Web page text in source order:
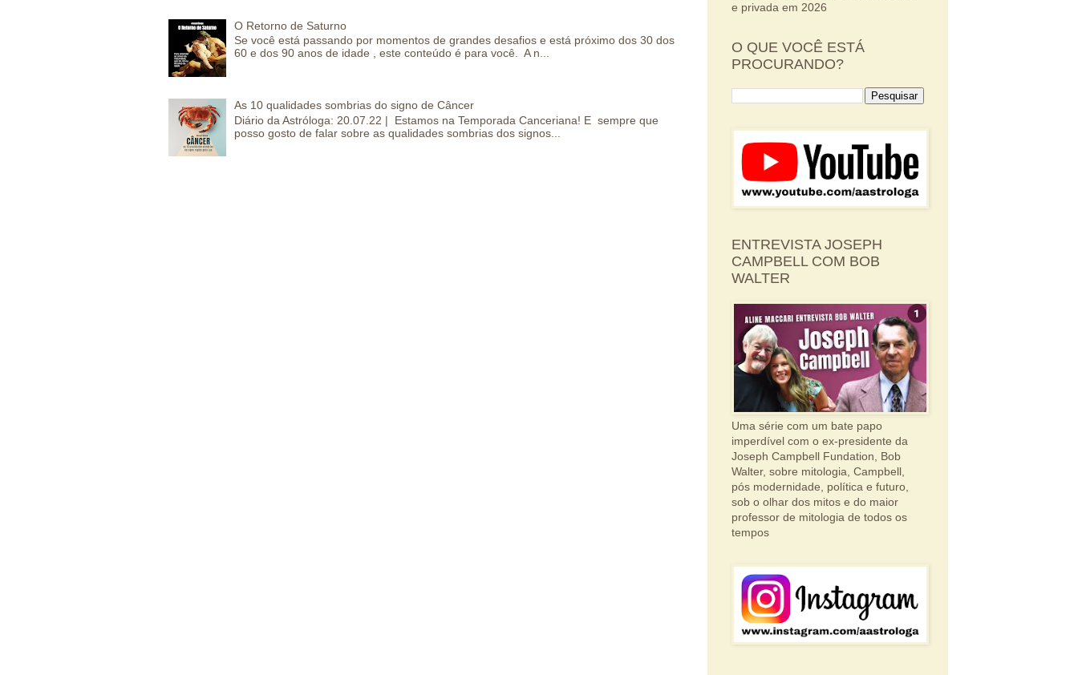
O Retorno de Saturno
Se você está passando por momentos de grandes desafios e está próximo dos 30 dos
60 e dos 90 anos de idade , este conteúdo é para você. A n...
As 10 qualidades sombrias do signo de Câncer
Diário da Astróloga: 20.07.22 | Estamos na Temporada Canceriana! E sempre que
posso gosto de falar sobre as qualidades sombrias dos signos...
e privada em 2026
O QUE VOCÊ ESTÁ
PROCURANDO?
ENTREVISTA JOSEPH
CAMPBELL COM BOB
WALTER
Uma série com um bate papo
imperdível com o ex-presidente da
Joseph Campbell Fundation, Bob
Walter, sobre mitologia, Campbell,
pós modernidade, política e futuro,
sob o olhar dos mitos e do maior
professor de mitologia de todos os
tempos